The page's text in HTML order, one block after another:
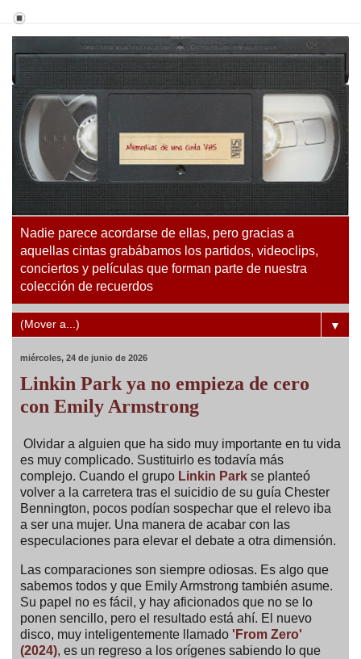
Nadie parece acordarse de ellas, pero gracias a
aquellas cintas grabábamos los partidos, videoclips,
conciertos y películas que forman parte de nuestra
colección de recuerdos
▼
miércoles, 24 de junio de 2026
Linkin Park ya no empieza de cero
con Emily Armstrong
Olvidar a alguien que ha sido muy importante en tu vida
es muy complicado. Sustituirlo es todavía más
complejo. Cuando el grupo Linkin Park se planteó
volver a la carretera tras el suicidio de su guía Chester
Bennington, pocos podían sospechar que el relevo iba
a ser una mujer. Una manera de acabar con las
especulaciones para elevar el debate a otra dimensión.
Las comparaciones son siempre odiosas. Es algo que
sabemos todos y que Emily Armstrong también asume.
Su papel no es fácil, y hay aficionados que no se lo
ponen sencillo, pero el resultado está ahí. El nuevo
disco, muy inteligentemente llamado 'From Zero'
(2024), es un regreso a los orígenes sabiendo lo que